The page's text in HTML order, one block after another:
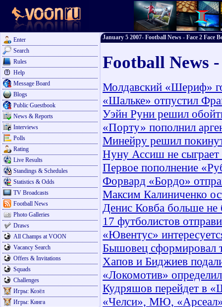
Enter
Search
Rules
Help
Message Board
Blogs
Public Guestbook
News & Reports
Interviews
Polls
Rating
Live Results
Standings & Schedules
Statistics & Odds
TV Broadcasts
Football News
Photo Galleries
Draws
All Champs at VOON
Vacancy Search
Offers & Invitations
Squads
Challenges
Игры: Козёл
Игры: Кинга
January 5 2007- Football News - Face 2 Face
Football News
Молдавский «Шериф»
«Шальке» отпустил
Уэйн Руни решил
«Порту» пополнил
Минейру решил
Нуну Ассиш не сыграет
Первое пополнение
Форвард «Бордо»
Максим Калиниченко
Денис Ковба больше не
17 футболистов
«Ювентус»
Бышовец сформировал
Хапов и Биджиев
«Локомотив»
Кудряшов перейдет в
«Челси», МЮ,